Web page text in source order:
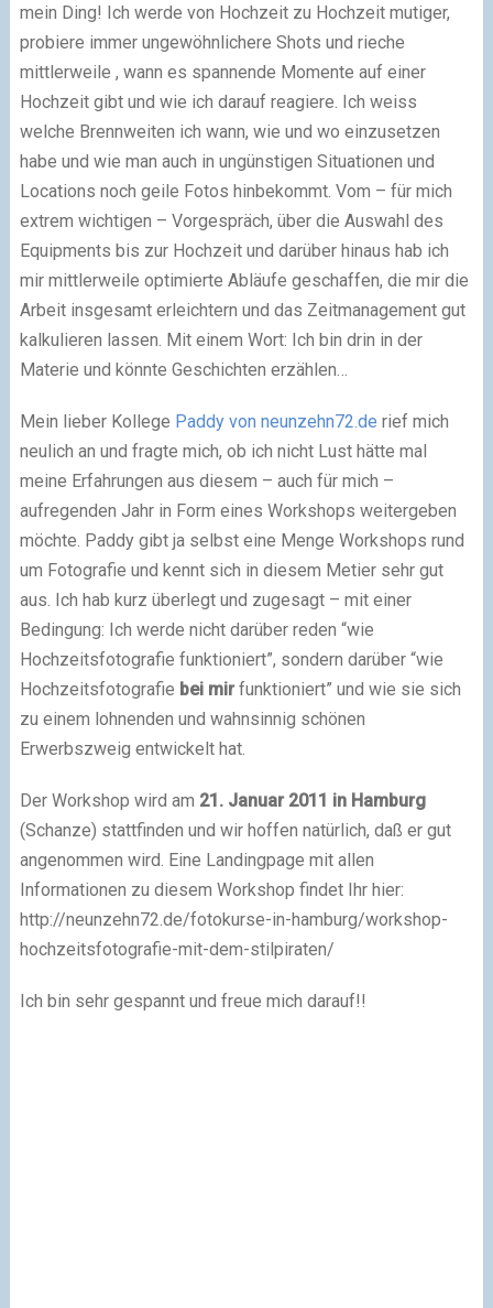
mein Ding! Ich werde von Hochzeit zu Hochzeit mutiger,
probiere immer ungewöhnlichere Shots und rieche
mittlerweile , wann es spannende Momente auf einer
Hochzeit gibt und wie ich darauf reagiere. Ich weiss
welche Brennweiten ich wann, wie und wo einzusetzen
habe und wie man auch in ungünstigen Situationen und
Locations noch geile Fotos hinbekommt. Vom – für mich
extrem wichtigen – Vorgespräch, über die Auswahl des
Equipments bis zur Hochzeit und darüber hinaus hab ich
mir mittlerweile optimierte Abläufe geschaffen, die mir die
Arbeit insgesamt erleichtern und das Zeitmanagement gut
kalkulieren lassen. Mit einem Wort: Ich bin drin in der
Materie und könnte Geschichten erzählen…
Mein lieber Kollege Paddy von neunzehn72.de rief mich
neulich an und fragte mich, ob ich nicht Lust hätte mal
meine Erfahrungen aus diesem – auch für mich –
aufregenden Jahr in Form eines Workshops weitergeben
möchte. Paddy gibt ja selbst eine Menge Workshops rund
um Fotografie und kennt sich in diesem Metier sehr gut
aus. Ich hab kurz überlegt und zugesagt – mit einer
Bedingung: Ich werde nicht darüber reden “wie
Hochzeitsfotografie funktioniert”, sondern darüber “wie
Hochzeitsfotografie bei mirfunktioniert” und wie sie sich
zu einem lohnenden und wahnsinnig schönen
Erwerbszweig entwickelt hat.
Der Workshop wird am 21. Januar 2011 in Hamburg
(Schanze) stattfinden und wir hoffen natürlich, daß er gut
angenommen wird. Eine Landingpage mit allen
Informationen zu diesem Workshop findet Ihr hier:
http://neunzehn72.de/fotokurse-in-hamburg/workshop-
hochzeitsfotografie-mit-dem-stilpiraten/
Ich bin sehr gespannt und freue mich darauf!!